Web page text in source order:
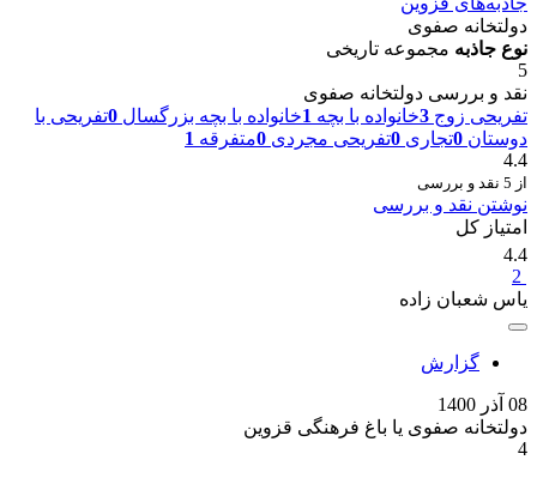
دولتخانه صفوی
نوع جاذبه مجموعه تاریخی
5
نقد و بررسی دولتخانه صفوی
تفریحی زوج 3خانواده با بچه 1خانواده با بچه بزرگسال 0تفریحی با
دوستان 0تجاری 0تفریحی مجردی 0متفرقه 1
4.4
از 5 نقد و بررسی
نوشتن نقد و بررسی
امتیاز کل
4.4
2
یاس شعبان زاده
گزارش
08 آذر 1400
دولتخانه صفوی یا باغ فرهنگی قزوین
4